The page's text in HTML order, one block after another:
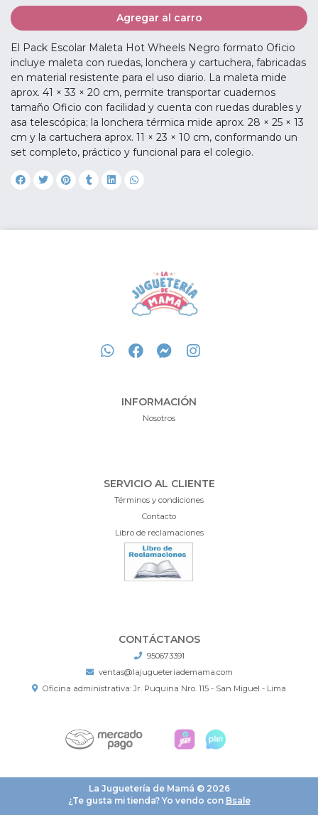
Agregar al carro
El Pack Escolar Maleta Hot Wheels Negro formato Oficio
incluye maleta con ruedas, lonchera y cartuchera, fabricadas
en material resistente para el uso diario. La maleta mide
aprox. 41 × 33 × 20 cm, permite transportar cuadernos
tamaño Oficio con facilidad y cuenta con ruedas durables y
asa telescópica; la lonchera térmica mide aprox. 28 × 25 × 13
cm y la cartuchera aprox. 11 × 23 × 10 cm, conformando un
set completo, práctico y funcional para el colegio.
INFORMACIÓN
Nosotros
SERVICIO AL CLIENTE
Términos y condiciones
Contacto
Libro de reclamaciones
CONTÁCTANOS
950673391
ventas@lajugueteriademama.com
Oficina administrativa: Jr. Puquina Nro. 115 - San Miguel - Lima
La Juguetería de Mamá © 2026
¿Te gusta mi tienda? Yo vendo con Bsale